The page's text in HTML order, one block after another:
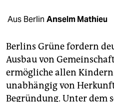
genossenschaft
epaper login
Aus Berlin Anselm Mathieu
Berlins Grüne fordern
Ausbau von
ermögliche allen Kindern
unabhängig von
Begründung. Unter dem